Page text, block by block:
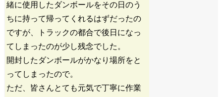
緒に使用したダンボールをその日のう
ちに持って帰ってくれるはずだったの
ですが、トラックの都合で後日になっ
てしまったのが少し残念でした。
開封したダンボールがかなり場所をと
ってしまったので。
ただ、皆さんとても元気で丁寧に作業